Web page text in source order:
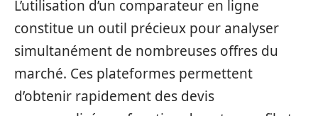
L’utilisation d’un comparateur en ligne
constitue un outil précieux pour analyser
simultanément de nombreuses offres du
marché. Ces plateformes permettent
d’obtenir rapidement des devis